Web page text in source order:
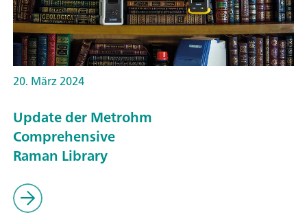
20. März 2024
Update der Metrohm
Comprehensive
Raman Library